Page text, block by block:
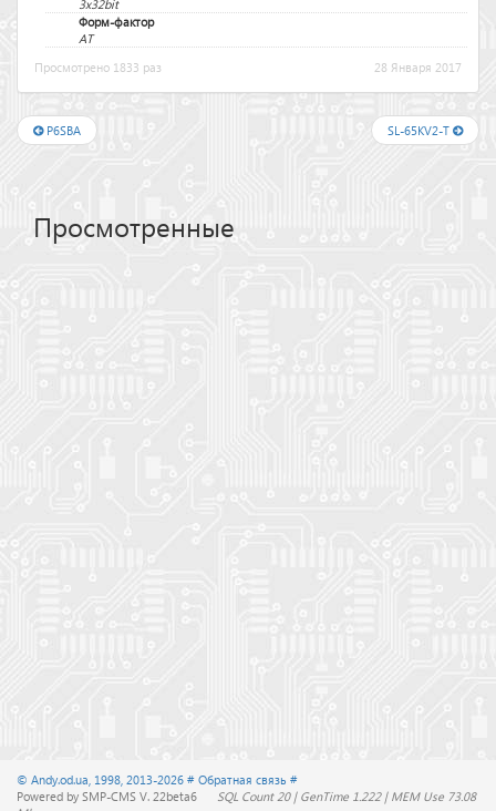
3x32bit
Форм-фактор
AT
Просмотрено 1833 раз
28 Января 2017
P6SBA SL-65KV2-T
Просмотренные
© Andy.od.ua, 1998, 2013-2026 # Обратная связь #
Powered by SMP-CMS V. 22beta6
SQL Count 20 | GenTime 1.222 | MEM Use 73.08